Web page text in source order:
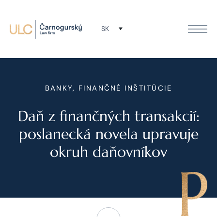
SK
BANKY, FINANČNÉ INŠTITÚCIE
Daň z finančných transakcií:
poslanecká novela upravuje
okruh daňovníkov